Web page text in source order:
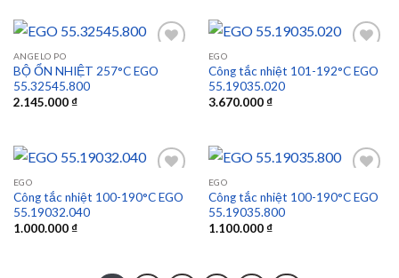
ANGELO PO
BỘ ỔN NHIỆT 257°C EGO
55.32545.800
2.145.000₫
EGO
Công tắc nhiệt 101-192°C EGO
55.19035.020
3.670.000₫
EGO
Công tắc nhiệt 100-190°C EGO
55.19032.040
1.000.000₫
EGO
Công tắc nhiệt 100-190°C EGO
55.19035.800
1.100.000₫